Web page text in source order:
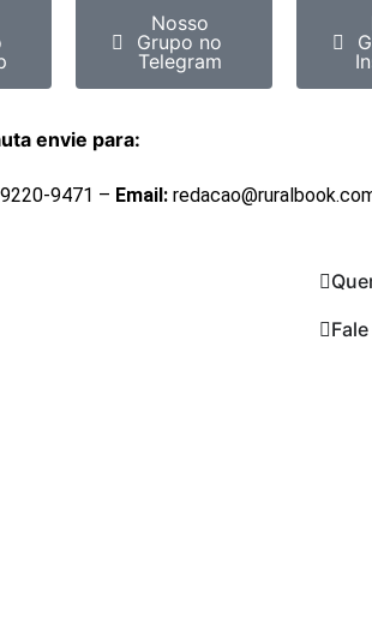
Nosso
Grupo no
Telegram
envie para:
9471 – Email: